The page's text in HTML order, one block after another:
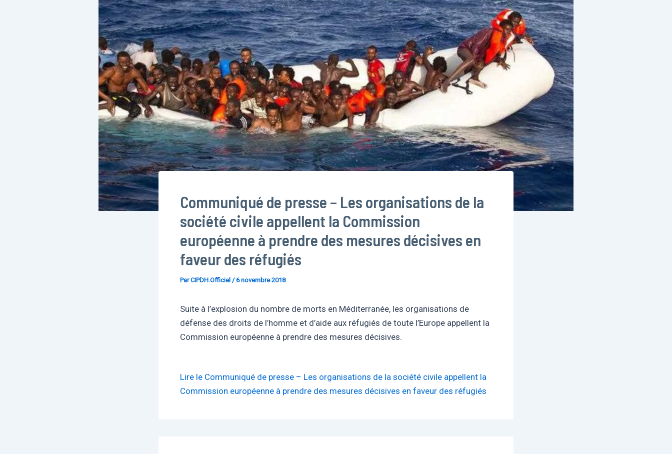
Communiqué de presse – Les organisations de la
société civile appellent la Commission
européenne à prendre des mesures décisives en
faveur des réfugiés
ParCIPDH.Officiel /6 novembre 2018
Suite à l’explosion du nombre de morts en Méditerranée, les organisations de
défense des droits de l’homme et d’aide aux réfugiés de toute l’Europe appellent la
Commission européenne à prendre des mesures décisives.
Lire le Communiqué de presse – Les organisations de la société civile appellent la
Commission européenne à prendre des mesures décisives en faveur des réfugiés